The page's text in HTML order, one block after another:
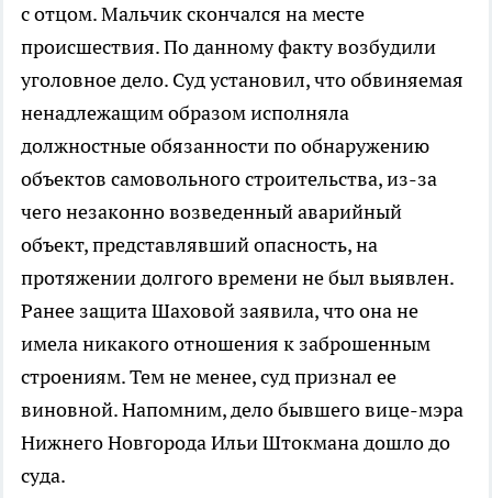
с отцом. Мальчик скончался на месте
происшествия. По данному факту возбудили
уголовное дело. Суд установил, что обвиняемая
ненадлежащим образом исполняла
должностные обязанности по обнаружению
объектов самовольного строительства, из-за
чего незаконно возведенный аварийный
объект, представлявший опасность, на
протяжении долгого времени не был выявлен.
Ранее защита Шаховой заявила, что она не
имела никакого отношения к заброшенным
строениям. Тем не менее, суд признал ее
виновной. Напомним, дело бывшего вице-мэра
Нижнего Новгорода Ильи Штокмана дошло до
суда.